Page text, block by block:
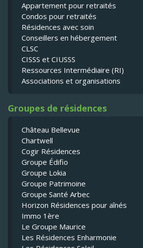
Appartement pour retraités
Condos pour retraités
Résidences avec soin
Conseillers en hébergement
CLSC
CISSS et CIUSSS
Ressources Intermédiaire (RI)
Associations et organisations
Groupes de résidences
Château Bellevue
Chartwell
Cogir Résidences
Groupe Édifio
Groupe Lokia
Groupe Patrimoine
Groupe Santé Arbec
Horizon Résidences pour aînés
Immo 1ère
Le Groupe Maurice
Les Résidences Enharmonie